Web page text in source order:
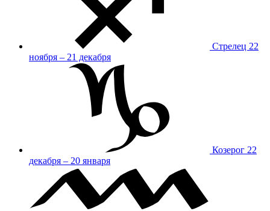
Стрелец 22
ноября – 21 декабря
Козерог 22
декабря – 20 января